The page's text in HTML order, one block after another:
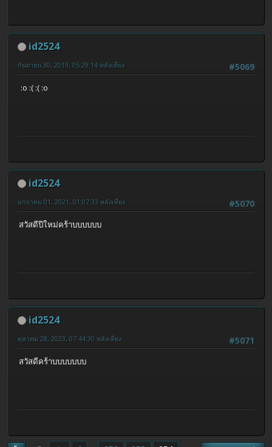
id2524
#5069
กันยายน 30, 2019, 05:29:14 หลังเที่ยง
:o :( :( :o
id2524
#5070
มกราคม 01, 2021, 01:07:33 หลังเที่ยง
สวัสดีปีใหม่คร้าบบบบบบ
id2524
#5071
ตุลาคม 28, 2023, 07:44:30 หลังเที่ยง
สวัสดีคร้าบบบบบบบ